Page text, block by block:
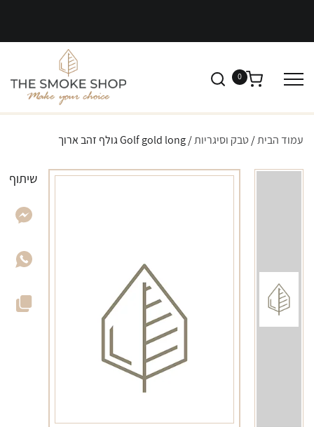
0
עמוד הבית/טבק וסיגריות/ Golf gold long גולף זהב ארוך
שיתוף